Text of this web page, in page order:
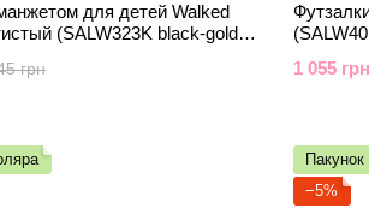
для детей Walked
(SALW323K black-gold
грн 1 055 грн
−5%